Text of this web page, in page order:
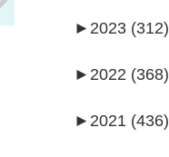
► 2023 (312)
► 2022 (368)
► 2021 (436)